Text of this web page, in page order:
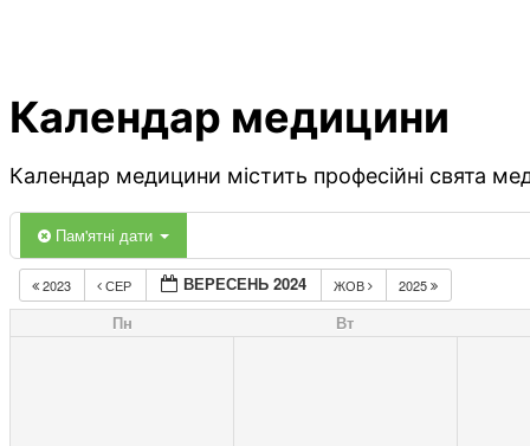
Календар медицини
Календар медицини містить професійні свята
Пам'ятні дати
2023 СЕР ВЕРЕСЕНЬ 2024 ЖОВ 2025
Пн Вт